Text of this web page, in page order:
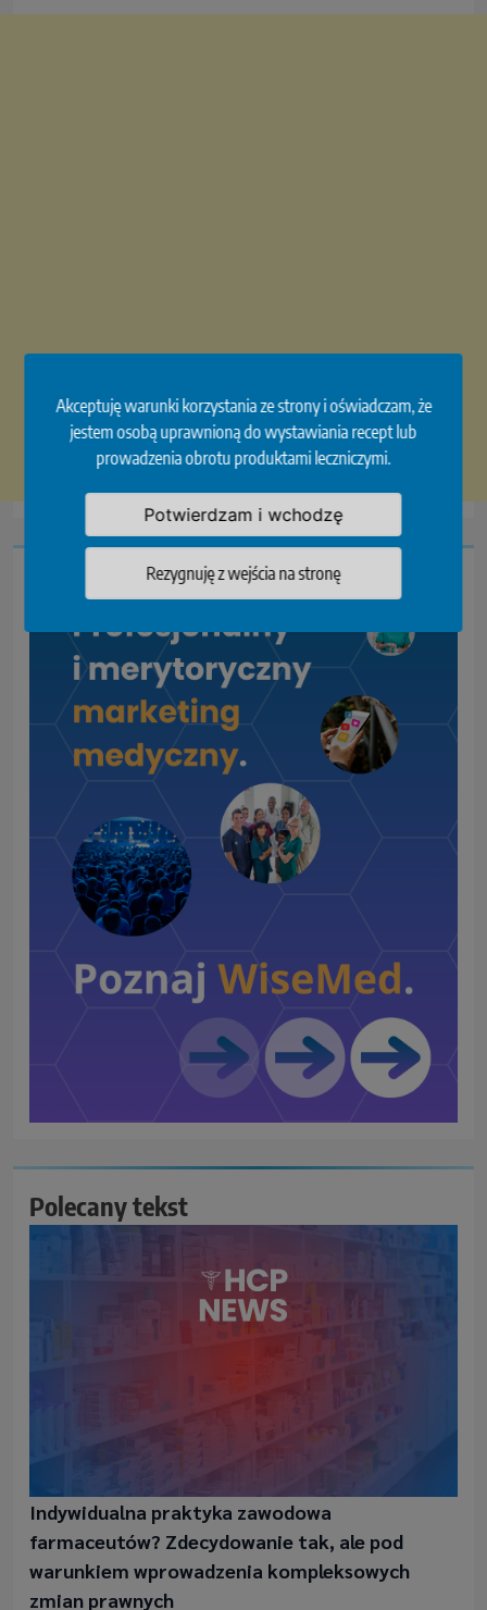
Akceptuję warunki korzystania ze strony i oświadczam, że
jestem osobą uprawnioną do wystawiania recept lub
prowadzenia obrotu produktami leczniczymi.
Potwierdzam i wchodzę
Rezygnuję z wejścia na stronę
Polecany tekst
Indywidualna praktyka zawodowa
farmaceutów? Zdecydowanie tak, ale pod
warunkiem wprowadzenia kompleksowych
zmian prawnych